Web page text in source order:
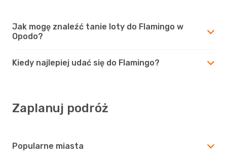
Jak mogę znaleźć tanie loty do Flamingo w
Opodo?
Kiedy najlepiej udać się do Flamingo?
Zaplanuj podróż
Popularne miasta